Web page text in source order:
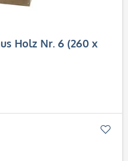
Holz Nr. 6 (260 x